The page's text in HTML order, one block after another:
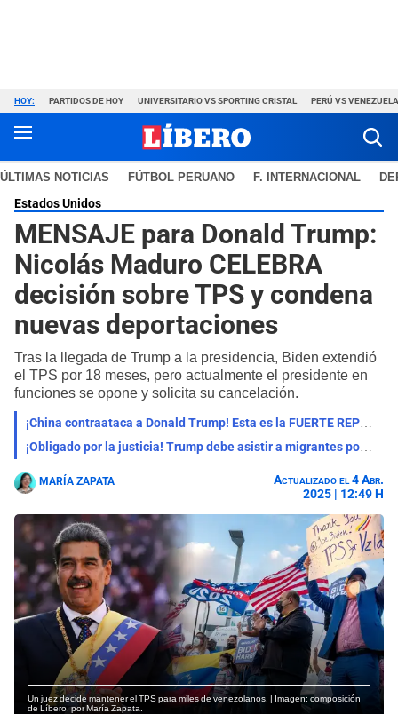
HOY: PARTIDOS DE HOY UNIVERSITARIO VS SPORTING CRISTAL PERÚ VS VENEZUELA
ÚLTIMAS NOTICIAS FÚTBOL PERUANO F. INTERNACIONAL
Estados Unidos
MENSAJE para Donald Trump:
Nicolás Maduro CELEBRA
decisión sobre TPS y condena
nuevas deportaciones
Tras la llegada de Trump a la presidencia, Biden extendió
el TPS por 18 meses, pero actualmente el presidente en
funciones se opone y solicita su cancelación.
¡China contraataca a Donald Trump! Esta es la FUERTE REPRESALIA que lanzó por los aranceles impuestos
¡Obligado por la justicia! Trump debe asistir a migrantes por orden de jueza: entérate hasta cuándo durará esta medida
MARÍA ZAPATA
Actualizado el 4 Abr.
2025 | 12:49 H
Un juez decide mantener el TPS para miles de venezolanos. | Imagen: composición
de Líbero, por María Zapata.